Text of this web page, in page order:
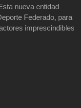
nueva entidad
Federado, para
imprescindibles